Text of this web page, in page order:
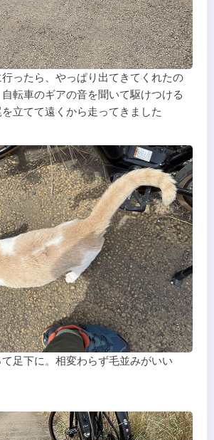
ったら、やっぱり出てきてくれたの
転車のギアの音を聞いて駆けつける
立てて遠くから走ってきました
足下に。相変わらず毛並みがいい